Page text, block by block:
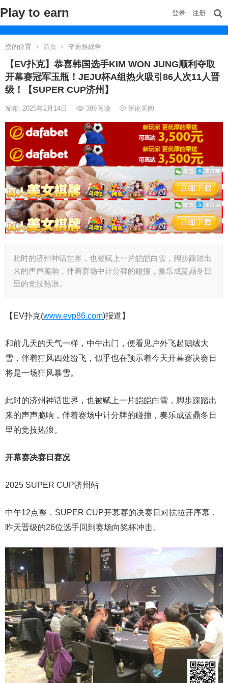
Play to earn 登录 注册
您的位置 首页 辛迪雅战争
【EV扑克】恭喜韩国选手KIM WON JUNG顺利夺取
开幕赛冠军玉瓶！JEJU杯A组热火吸引86人次11人晋
级！【SUPER CUP济州】
发布: 2025年2月14日 389阅读 评论关闭
此时的济州神话世界，也被赋上一片皑皑白雪，脚步踩踏出
来的声声脆响，伴着赛场中计分牌的碰撞，奏乐成蓝鼎冬日
里的竞技热浪。
【EV扑克(www.evp86.com)报道】
和前几天的天气一样，中午出门，便看见户外飞起鹅绒大
雪，伴着狂风四处纷飞，似乎也在预示着今天开幕赛决赛日
将是一场狂风暴雪。
此时的济州神话世界，也被赋上一片皑皑白雪，脚步踩踏出
来的声声脆响，伴着赛场中计分牌的碰撞，奏乐成蓝鼎冬日
里的竞技热浪。
开幕赛决赛日赛况
2025 SUPER CUP济州站
中午12点整，SUPER CUP开幕赛的决赛日对抗拉开序幕，
昨天晋级的26位选手回到赛场向奖杯冲击。